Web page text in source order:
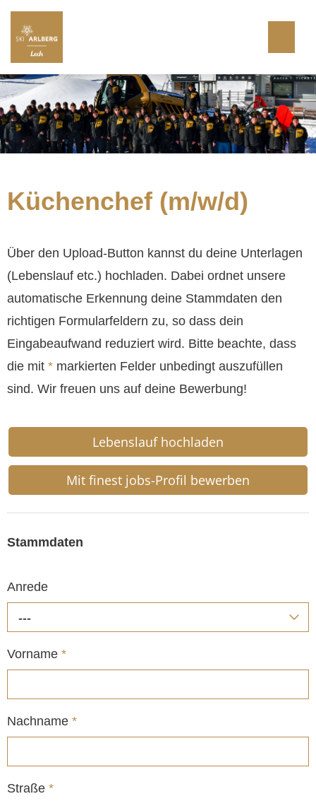
Website Lech Bergbahnen AG
Küchenchef (m/w/d)
Über den Upload-Button kannst du deine Unterlagen
(Lebenslauf etc.) hochladen. Dabei ordnet unsere
automatische Erkennung deine Stammdaten den
richtigen Formularfeldern zu, so dass dein
Eingabeaufwand reduziert wird. Bitte beachte, dass
die mit * markierten Felder unbedingt auszufüllen
sind. Wir freuen uns auf deine Bewerbung!
Lebenslauf hochladen
Mit finest jobs-Profil bewerben
Stammdaten
Anrede
---
Vorname *
Nachname *
Straße *